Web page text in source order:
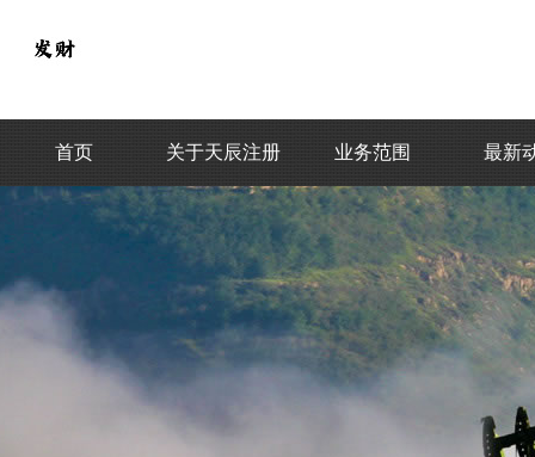
首页 关于天辰注册 业务范围 最新